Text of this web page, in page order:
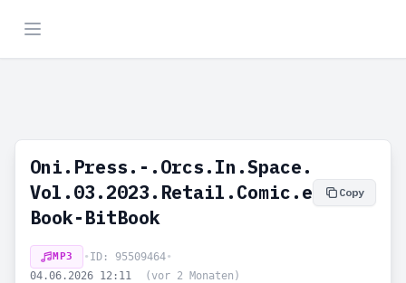
Oni.Press.-.Orcs.In.Space.
Vol.03.2023.Retail.Comic.e
Book-BitBook
Copy
MP3 • ID: 95509464•
04.06.2026 12:11
(vor 2 Monaten)